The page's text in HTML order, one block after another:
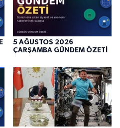
5 AĞUSTOS 2026
ÇARŞAMBA GÜNDEM ÖZETİ